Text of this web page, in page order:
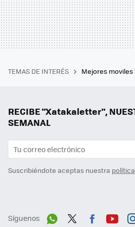
TEMAS DE INTERÉS Mejores moviles
RECIBE "Xatakaletter",
SEMANAL
Suscribiéndote aceptas nuestra
Síguenos